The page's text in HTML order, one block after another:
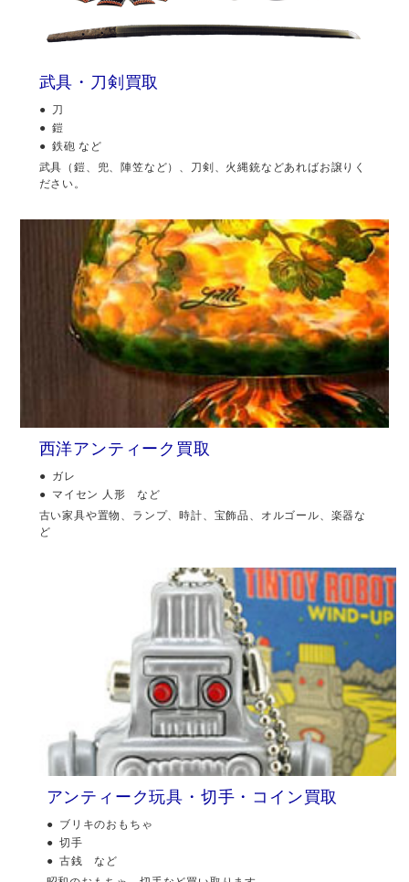
武具・刀剣買取
刀
鎧
鉄砲 など
武具（鎧、兜、陣笠など）、刀剣、火縄銃などあればお譲りく
ださい。
西洋アンティーク買取
ガレ
マイセン 人形 など
古い家具や置物、ランプ、時計、宝飾品、オルゴール、楽器な
ど
アンティーク玩具・切手・コイン買取
ブリキのおもちゃ
切手
古銭 など